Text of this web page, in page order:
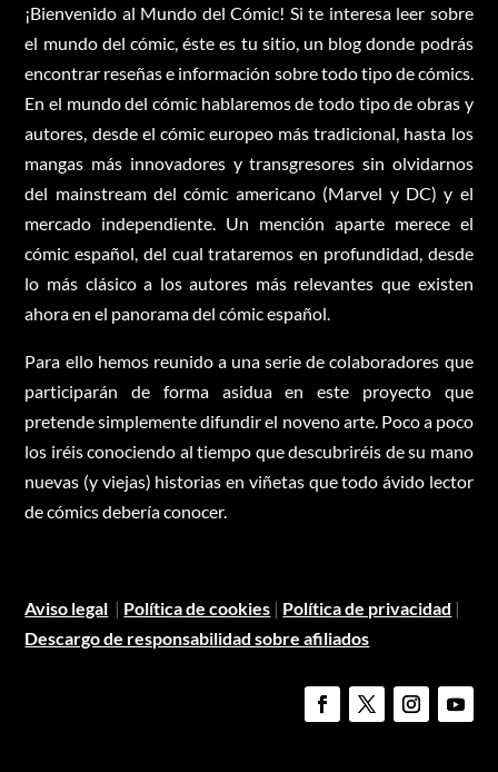
¡Bienvenido al Mundo del Cómic! Si te interesa leer sobre
el mundo del cómic, éste es tu sitio, un blog donde podrás
encontrar reseñas e información sobre todo tipo de cómics.
En el mundo del cómic hablaremos de todo tipo de obras y
autores, desde el cómic europeo más tradicional, hasta los
mangas más innovadores y transgresores sin olvidarnos
del mainstream del cómic americano (Marvel y DC) y el
mercado independiente. Un mención aparte merece el
cómic español, del cual trataremos en profundidad, desde
lo más clásico a los autores más relevantes que existen
ahora en el panorama del cómic español.
Para ello hemos reunido a una serie de colaboradores que
participarán de forma asidua en este proyecto que
pretende simplemente difundir el noveno arte. Poco a poco
los iréis conociendo al tiempo que descubriréis de su mano
nuevas (y viejas) historias en viñetas que todo ávido lector
de cómics debería conocer.
Aviso legal | Política de cookies | Política de privacidad |
Descargo de responsabilidad sobre afiliados